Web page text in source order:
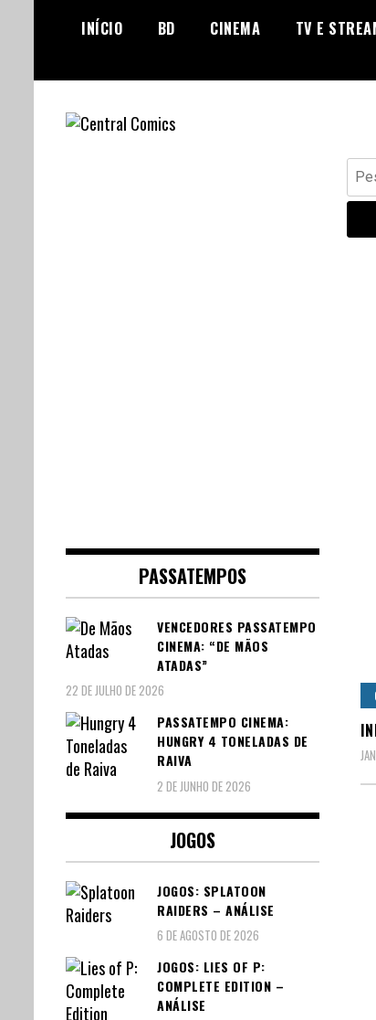
INÍCIO BD CINEMA TV E
por:
PASSATEMPOS
VENCEDORES PASSATEMPO
CINEMA: “DE MÃOS
ATADAS”
22 DE JULHO DE 2026
PASSATEMPO CINEMA:
HUNGRY 4 TONELADAS DE
RAIVA
2 DE JUNHO DE 2026
JOGOS
JOGOS: SPLATOON
RAIDERS – ANÁLISE
6 DE AGOSTO DE 2026
JOGOS: LIES OF P:
COMPLETE EDITION –
ANÁLISE